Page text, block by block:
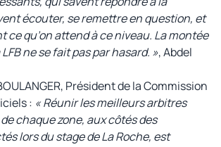
écouter, se remettre en question, et
ce qu’on attend à ce niveau. La montée
LFB ne se fait pas par hasard. », Abdel
Président de la Commission
: « Réunir les meilleurs arbitres
chaque zone, aux côtés des
lors du stage de La Roche, est